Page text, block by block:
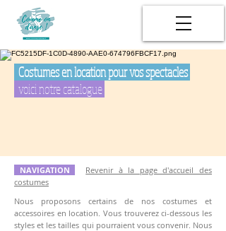
Costumes en location pour vos spectacles
voici notre catalogue
NAVIGATION
Revenir à la page d'accueil des
costumes
Nous proposons certains de nos costumes et
accessoires en location. Vous trouverez ci-dessous les
styles et les tailles qui pourraient vous convenir. Nous